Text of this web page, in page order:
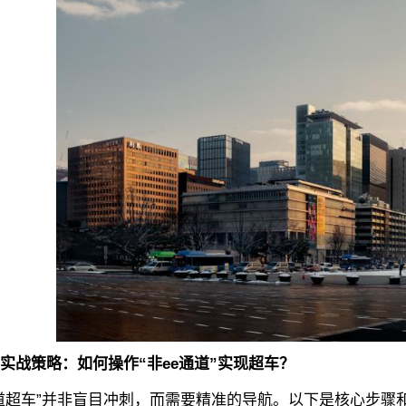
策略：如何操作“非ee通道”实现超车？
”并非盲目冲刺，而需要精准的导航。以下是核心步骤